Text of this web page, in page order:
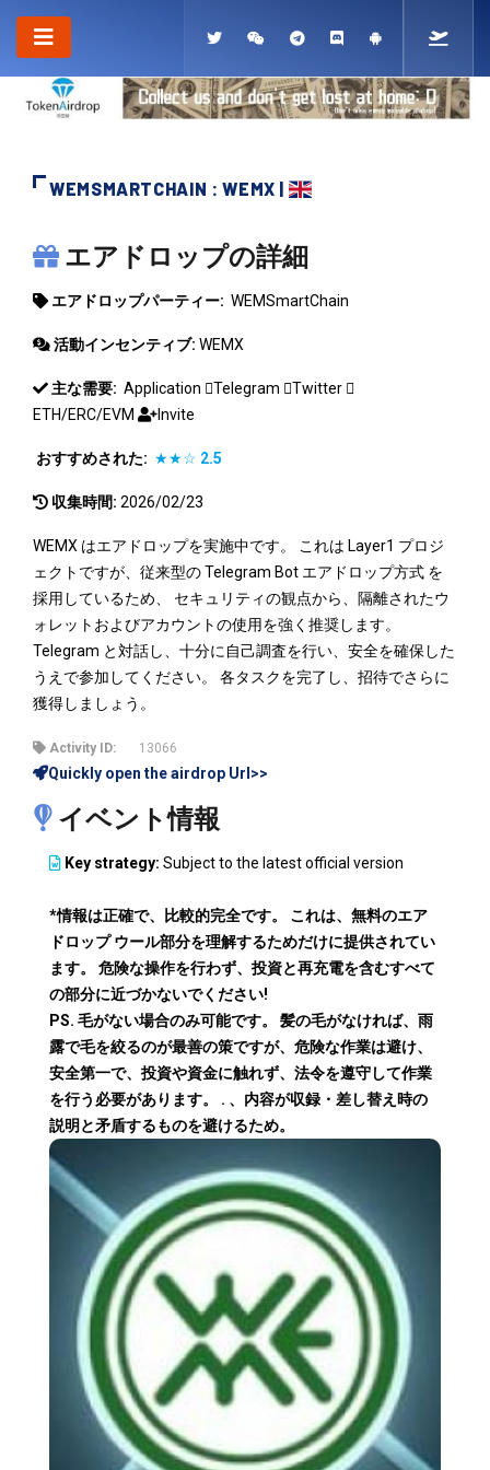
WEMSMARTCHAIN : WEMX |
WEMSMARTCHAIN
エアドロップの詳細
エアドロップパーティー: WEMSmartChain
活動インセンティブ: WEMX
主な需要: Application Telegram
Twitter
ETH/ERC/EVM
Invite
おすすめされた: ★★☆ 2.5
収集時間: 2026/02/23
WEMX はエアドロップを実施中です。 これは Layer1 プロジ
ェクトですが、従来型の Telegram Bot エアドロップ方式 を
採用しているため、 セキュリティの観点から、隔離されたウ
ォレットおよびアカウントの使用を強く推奨します。
Telegram と対話し、十分に自己調査を行い、安全を確保した
うえで参加してください。 各タスクを完了し、招待でさらに
獲得しましょう。
Activity ID: 13066
Quickly open the airdrop Url>>
イベント情報
Key strategy: Subject to the latest official version
*情報は正確で、比較的完全です。 これは、無料のエア
ドロップ ウール部分を理解するためだけに提供されてい
ます。 危険な操作を行わず、投資と再充電を含むすべて
の部分に近づかないでください!
PS. 毛がない場合のみ可能です。 髪の毛がなければ、雨
露で毛を絞るのが最善の策ですが、危険な作業は避け、
安全第一で、投資や資金に触れず、法令を遵守して作業
を行う必要があります。 . 、内容が収録・差し替え時の
説明と矛盾するものを避けるため。